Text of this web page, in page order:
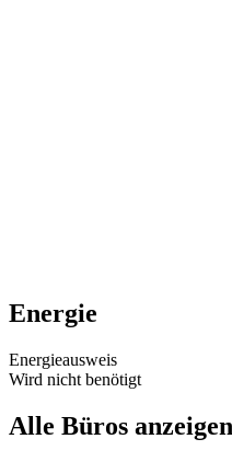
Energie
Energieausweis
Wird nicht benötigt
Alle Büros